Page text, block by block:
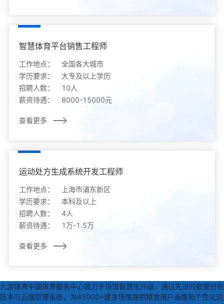
智慧体育平台销售工程师
工作地点：
全国各大城市
学历要求：
大专及以上学历
招聘人数：
10人
薪资待遇：
8000-15000元
查看更多
运动处方生成系统开发工程师
工作地点：
上海市浦东新区
学历要求：
本科及以上
招聘人数：
4人
薪资待遇：
1万-1.5万
查看更多
九游体育中国体育服务中心致力于场馆智慧化升级，通过先进的数据分析
技术与云端管理系统，为45000+健身场馆提供精准用户画像和个性化训